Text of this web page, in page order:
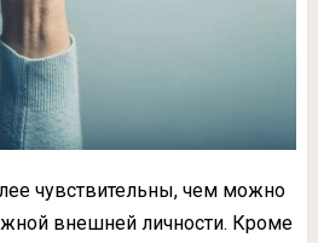
чувствительны, чем можно
внешней личности. Кроме